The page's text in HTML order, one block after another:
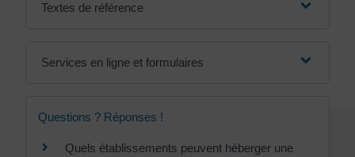
Textes de référence
Services en ligne et formulaires
Questions ? Réponses !
Quels établissements peuvent héberger une